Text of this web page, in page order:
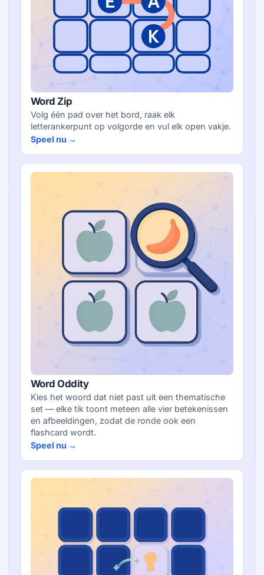
Word Zip
Volg één pad over het bord, raak elk
letterankerpunt op volgorde en vul elk open vakje.
Speel nu →
Word Oddity
Kies het woord dat niet past uit een thematische
set — elke tik toont meteen alle vier betekenissen
en afbeeldingen, zodat de ronde ook een
flashcard wordt.
Speel nu →